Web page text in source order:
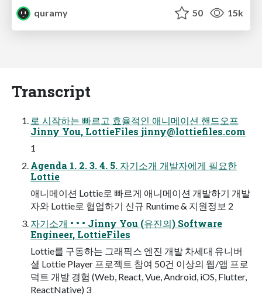
quramy
50 15k
Transcript
로 시작하는 빠르고 효율적인 애니메이션 핸드오프
Jinny You, LottieFiles jinny@lottiefiles.com
1
Agenda 1. 2. 3. 4. 5. 자기소개 개발자에게 필요한
Lottie
애니메이션 Lottie로 빠르게 애니메이션 개발하기 개발
자와 Lottie로 협업하기 신규 Runtime & 지원정보 2
자기소개 • • • Jinny You (유진의) Software
Engineer, LottieFiles
Lottie를 구동하는 그래픽스 엔진 개발 차세대 유니버
셜 Lottie Player 프로젝트 참여 50건 이상의 웹/앱 프로
덕트 개발 경험 (Web, React, Vue, Android, iOS, Flutter,
ReactNative) 3